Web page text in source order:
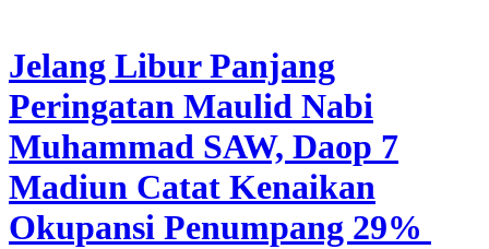
Jelang Libur Panjang
Peringatan Maulid Nabi
Muhammad SAW, Daop 7
Madiun Catat Kenaikan
Okupansi Penumpang 29%